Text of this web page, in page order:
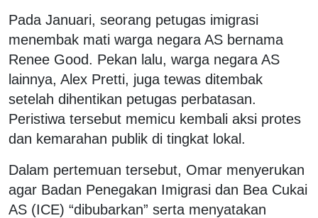
Pada Januari, seorang petugas imigrasi
menembak mati warga negara AS bernama
Renee Good. Pekan lalu, warga negara AS
lainnya, Alex Pretti, juga tewas ditembak
setelah dihentikan petugas perbatasan.
Peristiwa tersebut memicu kembali aksi protes
dan kemarahan publik di tingkat lokal.
Dalam pertemuan tersebut, Omar menyerukan
agar Badan Penegakan Imigrasi dan Bea Cukai
AS (ICE) “dibubarkan” serta menyatakan